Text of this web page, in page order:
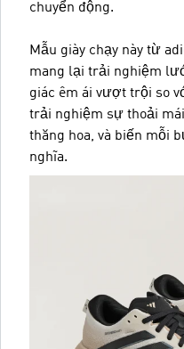
chuyển động.
Mẫu giày chạy này từ
mang lại trải nghiệm
giác êm ái vượt trội so
trải nghiệm sự thoải
thăng hoa, và biến mỗi
nghĩa.